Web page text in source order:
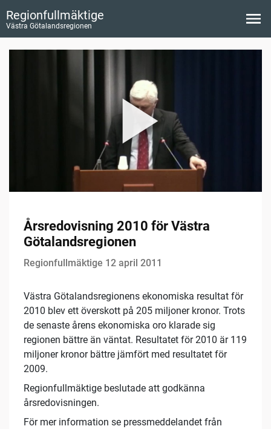
Regionfullmäktige
Västra Götalandsregionen
Årsredovisning 2010 för Västra
Götalandsregionen
Regionfullmäktige 12 april 2011
Västra Götalandsregionens ekonomiska resultat för
2010 blev ett överskott på 205 miljoner kronor. Trots
de senaste årens ekonomiska oro klarade sig
regionen bättre än väntat. Resultatet för 2010 är 119
miljoner kronor bättre jämfört med resultatet för
2009.
Regionfullmäktige beslutade att godkänna
årsredovisningen.
För mer information se pressmeddelandet från